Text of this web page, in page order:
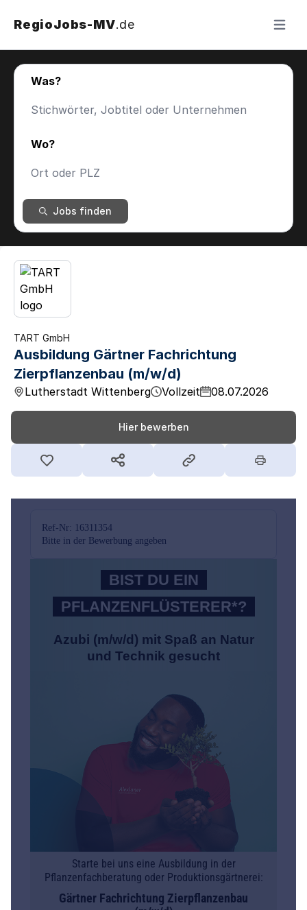
RegioJobs-MV.de Menü
Was?
Wo?
Jobs finden
TART GmbH
Ausbildung Gärtner Fachrichtung
Zierpflanzenbau (m/w/d)
Lutherstadt Wittenberg Vollzeit 08.07.2026
Hier bewerben